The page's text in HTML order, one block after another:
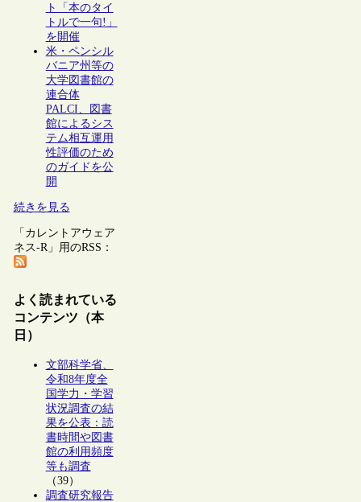
ト「本のタイ
トルで一句!」
を開催
米・ペンシル
バニア州等の
大学図書館の
連合体
PALCI、図書
館によるシス
テム相互運用
性評価のため
のガイドを公
開
続きを見る
「カレントアウェア
ネス-R」用のRSS：
よく読まれている
コンテンツ（本
日）
文部科学省、
令和8年度全
国学力・学習
状況調査の結
果を公表：読
書時間や図書
館の利用頻度
等も調査
（39）
調査研究報告